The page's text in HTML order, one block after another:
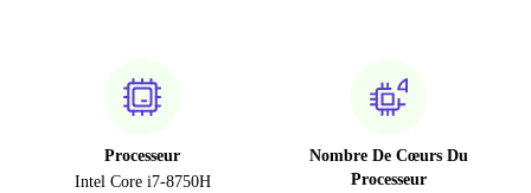
Processeur
Intel Core i7-8750H
Nombre De Cœurs Du
Processeur